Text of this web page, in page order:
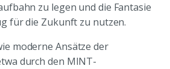
zu legen und die Fantasie
für die Zukunft zu nutzen.
moderne Ansätze der
durch den MINT-